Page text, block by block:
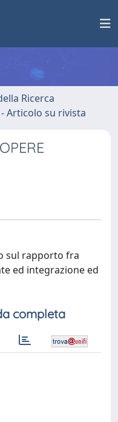
Ricerca
- Articolo su rivista
sul rapporto fra
ed integrazione ed
completa